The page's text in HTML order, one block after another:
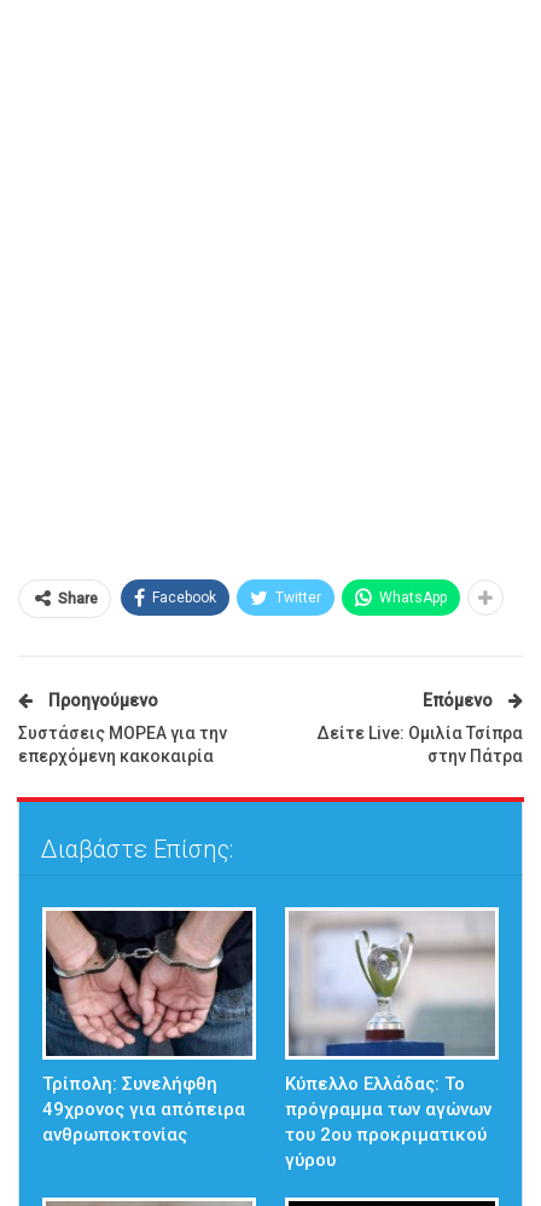
Share Facebook Twitter WhatsApp
Προηγούμενο
Συστάσεις ΜΟΡΕΑ για την
επερχόμενη κακοκαιρία
Επόμενο
Δείτε Live: Ομιλία Τσίπρα
στην Πάτρα
Διαβάστε Επίσης:
Τρίπολη: Συνελήφθη
49χρονος για απόπειρα
ανθρωποκτονίας
Κύπελλο Ελλάδας: Το
πρόγραμμα των αγώνων
του 2ου προκριματικού
γύρου